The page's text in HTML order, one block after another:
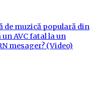
de muzică populară din
AVC fatal la un
mesager? (Video)